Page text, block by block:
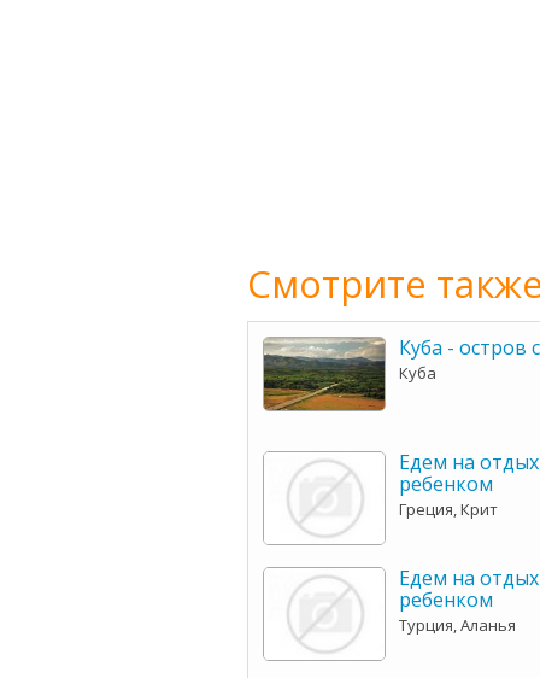
Смотрите
Куба - остров
Куба
Едем на
ребенком
Греция, Крит
Едем на
ребенком
Турция, Аланья